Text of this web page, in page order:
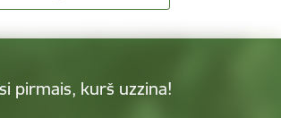
pirmais, kurš uzzina!